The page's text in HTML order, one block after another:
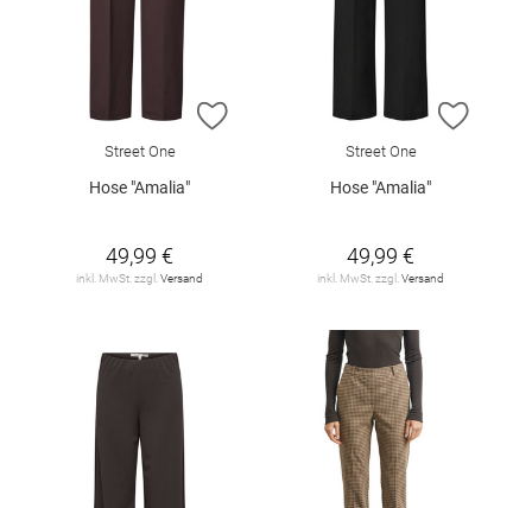
ZUR WUNSCHLISTE HINZUFÜGEN
Street One
Hose "Amalia"
49,99 €
inkl. MwSt. zzgl.Versand
ZUR
Street One
Hose "Amalia"
49,99 €
inkl. MwSt. zzgl.Versand